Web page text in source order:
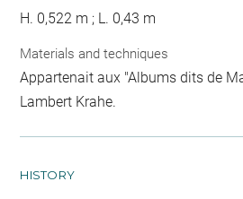
H. 0,522 m ; L. 0,43 m
Materials and techniques
Appartenait aux "Albums dits de
Lambert Krahe.
HISTORY